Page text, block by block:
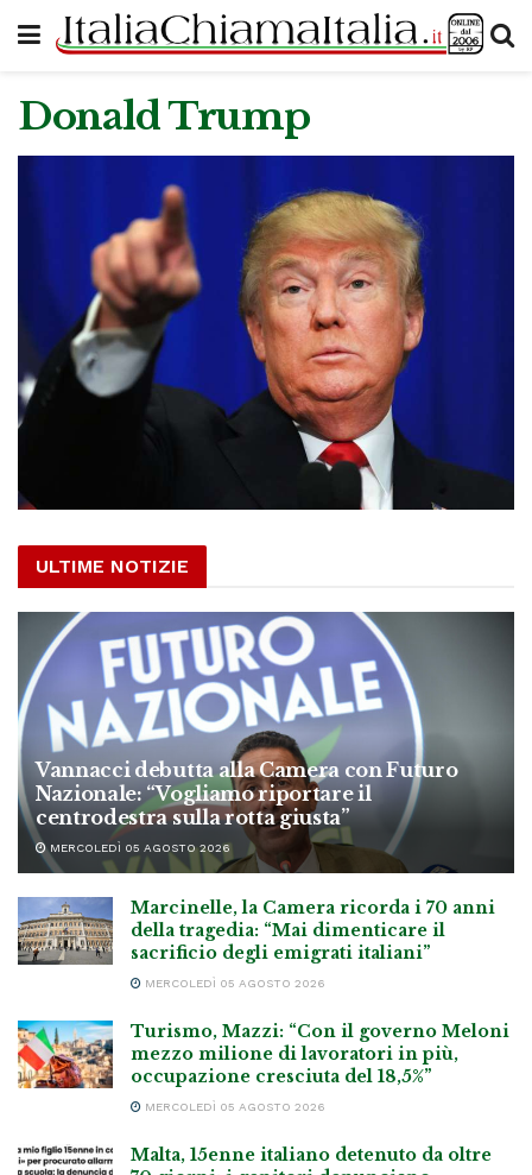
Donald Trump
ULTIME NOTIZIE
Vannacci debutta alla Camera con Futuro
Nazionale: “Vogliamo riportare il
centrodestra sulla rotta giusta”
MERCOLEDÌ 05 AGOSTO 2026
Marcinelle, la Camera ricorda i 70 anni
della tragedia: “Mai dimenticare il
sacrificio degli emigrati italiani”
MERCOLEDÌ 05 AGOSTO 2026
Turismo, Mazzi: “Con il governo Meloni
mezzo milione di lavoratori in più,
occupazione cresciuta del 18,5%”
MERCOLEDÌ 05 AGOSTO 2026
Malta, 15enne italiano detenuto da oltre